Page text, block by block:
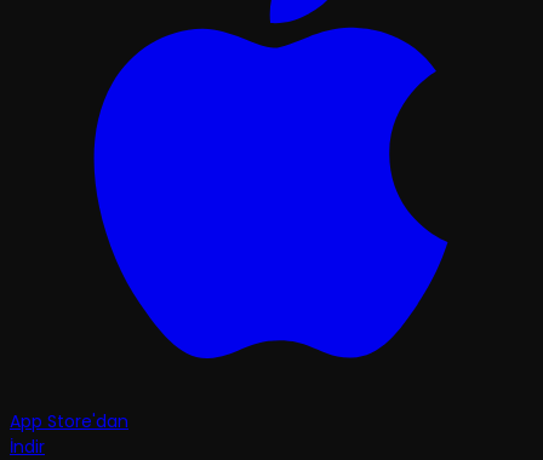
App Store'dan
İndir